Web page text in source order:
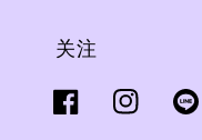
关注